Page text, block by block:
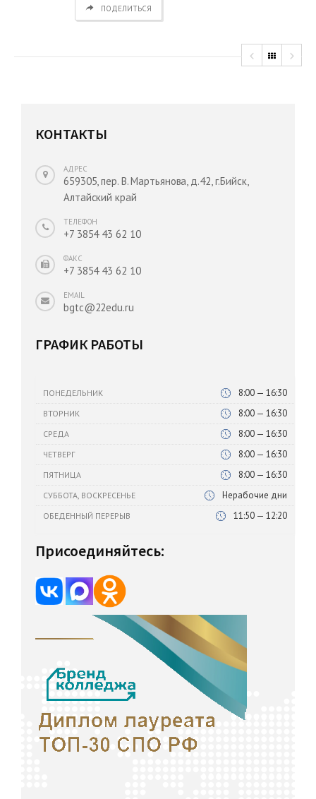
ПОДЕЛИТЬСЯ
КОНТАКТЫ
АДРЕС
659305, пер. В. Мартьянова, д.42, г.Бийск,
Алтайский край
ТЕЛЕФОН
+7 3854 43 62 10
ФАКС
+7 3854 43 62 10
EMAIL
bgtc@22edu.ru
ГРАФИК РАБОТЫ
ПОНЕДЕЛЬНИК 8:00 — 16:30
ВТОРНИК 8:00 — 16:30
СРЕДА 8:00 — 16:30
ЧЕТВЕРГ 8:00 — 16:30
ПЯТНИЦА 8:00 — 16:30
СУББОТА, ВОСКРЕСЕНЬЕ Нерабочие дни
ОБЕДЕННЫЙ ПЕРЕРЫВ 11:50 — 12:20
Присоединяйтесь: